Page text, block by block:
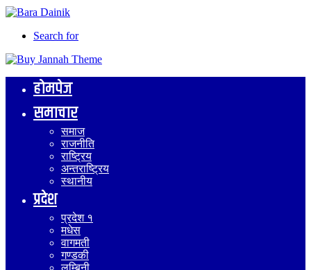
Search for
होमपेज
समाचार
समाज
राजनीति
राष्ट्रिय
अन्तराष्ट्रिय
स्थानीय
प्रदेश
प्रदेश १
मधेस
वागमती
गण्डकी
लुम्बिनी